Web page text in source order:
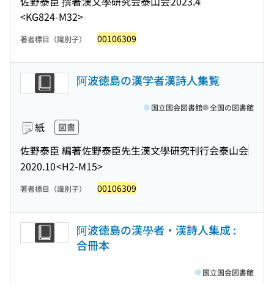
<KG824-M32>
著者標目（識別子） 00106309
阿波徳島の漢学者漢詩人集覧
紙 図書
佐野泰臣 編著佐野泰臣先生漢文學研究刊行会泰山会
2020.10<H2-M15>
国立国会図書館 全国の図書館
著者標目（識別子） 00106309
阿波徳島の漢學者・漢詩人集成 :
合冊本
国立国会図書館